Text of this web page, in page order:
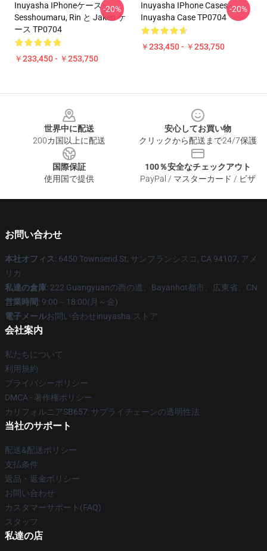
Inuyasha IPhoneケース -
Sesshoumaru, Rin と Jaken ケ
ース TP0704
￥233,450 - ￥253,750
-20%
Inuyasha IPhone Cases -
Inuyasha Case TP0704
￥233,450 - ￥253,750
-20%
世界中に配送
200カ国以上に配送
安心してお買い物
クリックから配送まで24/7保護
国際保証
使用国で提供
100％安全なチェックアウト
PayPal / マスターカード / ビザ
お問い合わせ
本社オフィス: 6450 Townsend St, サンフランシスコ, CA 94107, アメ
リカ
私達の倉庫: 222 Guangyuanの西の道、Bayanhot都市、広東省、CN
営業時間: 9:00～18:00(月～金)
電子メールお問い合わせinuyasha.ストア
会社案内
私たちについて
利用規約
プライバシーポリシー
DMCA - 著作権ポリシー
カリフォルニアSB657: サプライチェーンの透明性法
当社のサポート
配送&配送ポリシー
支払条件
返品・返金ポリシー
お問い合わせ
カスタマーサポート(FAQ)
スタッフ
私達の店